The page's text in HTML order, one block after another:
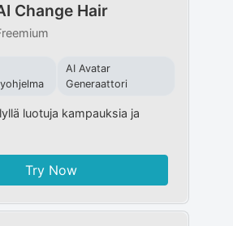
Change Hair
AI Avatar
Generaattori
luotuja kampauksia ja
Try Now